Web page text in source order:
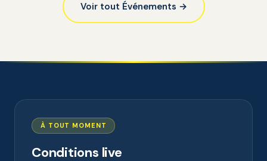
Voir tout Événements →
À TOUT MOMENT
Conditions live